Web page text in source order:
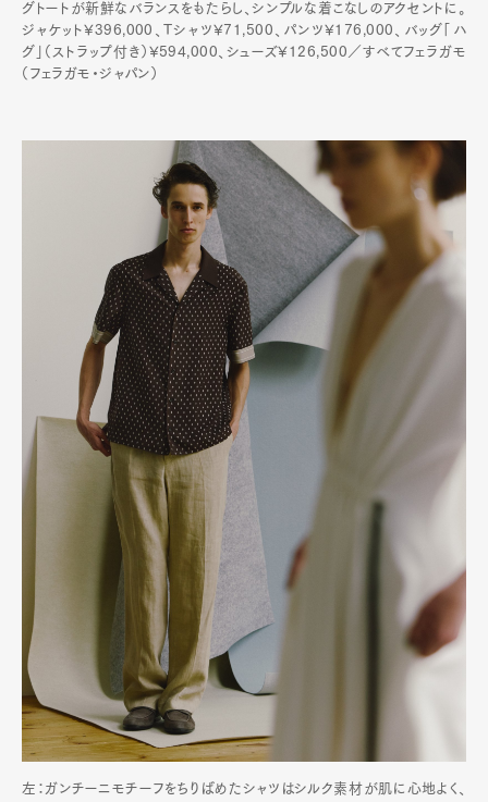
グトートが新鮮なバランスをもたらし、シンプルな着こなしのアクセントに。
ジャケット¥396,000、Tシャツ¥71,500、パンツ¥176,000、バッグ「ハ
グ」（ストラップ付き）¥594,000、シューズ¥126,500／すべてフェラガモ
（フェラガモ・ジャパン）
左：ガンチーニモチーフをちりばめたシャツはシルク素材が肌に心地よく、